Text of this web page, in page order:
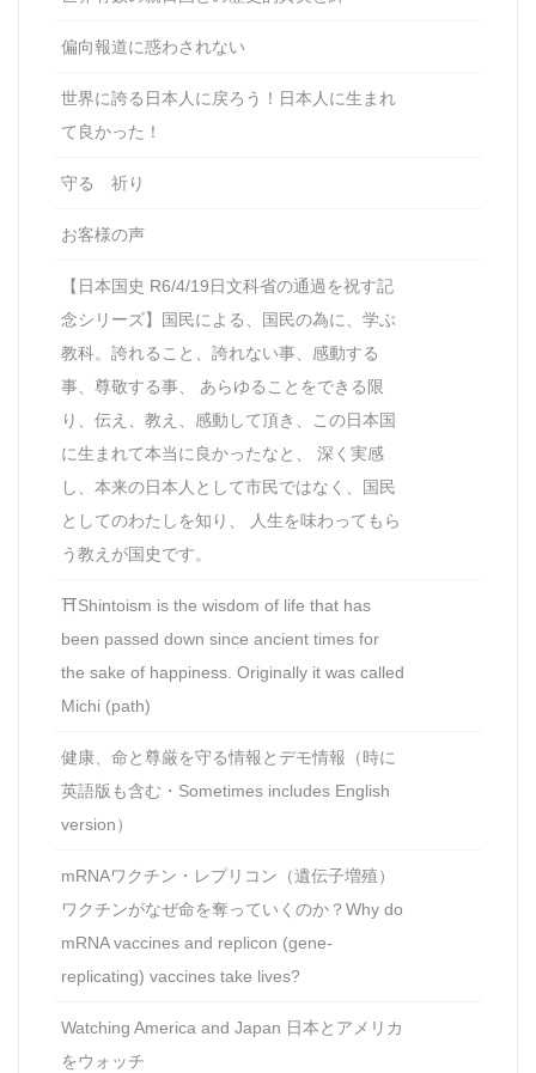
偏向報道に惑わされない
世界に誇る日本人に戻ろう！日本人に生まれ
て良かった！
守る 祈り
お客様の声
【日本国史 R6/4/19日文科省の通過を祝す記
念シリーズ】国民による、国民の為に、学ぶ
教科。誇れること、誇れない事、感動する
事、尊敬する事、 あらゆることをできる限
り、伝え、教え、感動して頂き、この日本国
に生まれて本当に良かったなと、 深く実感
し、本来の日本人として市民ではなく、国民
としてのわたしを知り、 人生を味わってもら
う教えが国史です。
⛩Shintoism is the wisdom of life that has
been passed down since ancient times for
the sake of happiness. Originally it was called
Michi (path)
健康、命と尊厳を守る情報とデモ情報（時に
英語版も含む・Sometimes includes English
version）
mRNAワクチン・レプリコン（遺伝子増殖）
ワクチンがなぜ命を奪っていくのか？Why do
mRNA vaccines and replicon (gene-
replicating) vaccines take lives?
Watching America and Japan 日本とアメリカ
をウォッチ